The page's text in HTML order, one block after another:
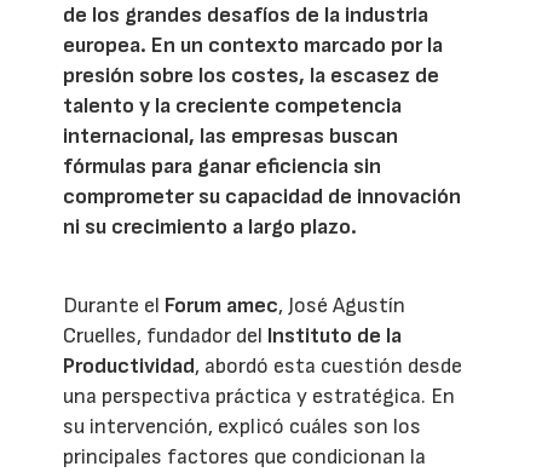
de los grandes desafíos de la industria
europea. En un contexto marcado por la
presión sobre los costes, la escasez de
talento y la creciente competencia
internacional, las empresas buscan
fórmulas para ganar eficiencia sin
comprometer su capacidad de innovación
ni su crecimiento a largo plazo.
Durante el Forum amec, José Agustín
Cruelles, fundador del Instituto de la
Productividad, abordó esta cuestión desde
una perspectiva práctica y estratégica. En
su intervención, explicó cuáles son los
principales factores que condicionan la